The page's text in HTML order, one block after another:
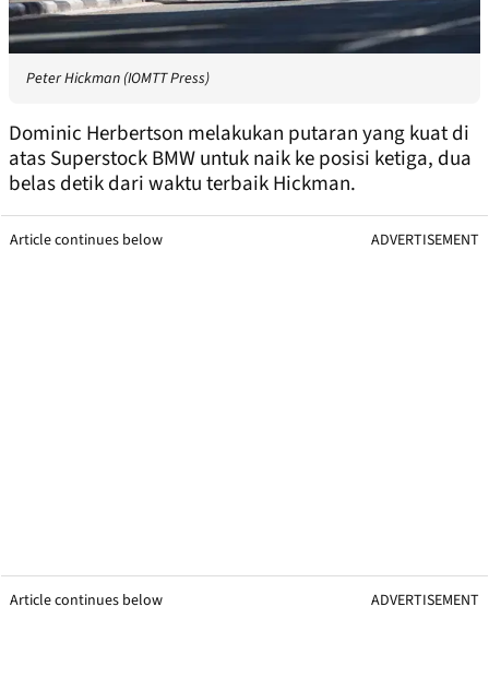
Peter Hickman (IOMTT Press)
Dominic Herbertson melakukan putaran yang kuat di
atas Superstock BMW untuk naik ke posisi ketiga, dua
belas detik dari waktu terbaik Hickman.
Article continues below ADVERTISEMENT
Article continues below ADVERTISEMENT